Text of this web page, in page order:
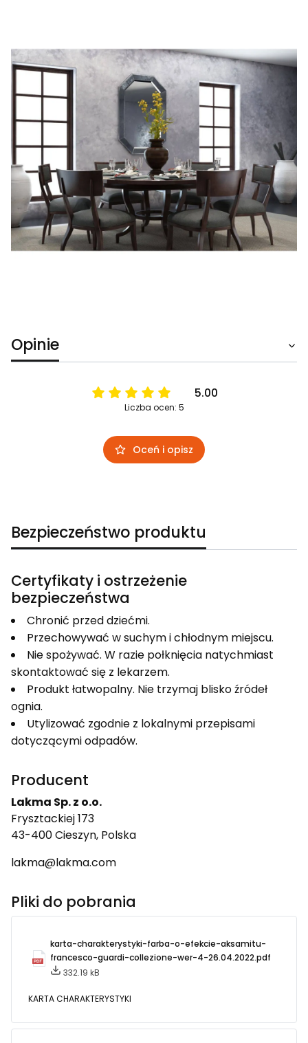
Opinie
5.00
Liczba ocen: 5
Oceń i opisz
Bezpieczeństwo produktu
Certyfikaty i ostrzeżenie
bezpieczeństwa
Chronić przed dziećmi.
Przechowywać w suchym i chłodnym miejscu.
Nie spożywać. W razie połknięcia natychmiast
skontaktować się z lekarzem.
Produkt łatwopalny. Nie trzymaj blisko źródeł
ognia.
Utylizować zgodnie z lokalnymi przepisami
dotyczącymi odpadów.
Producent
Lakma Sp. z o.o.
Frysztackiej 173
43-400 Cieszyn, Polska
lakma@lakma.com
Pliki do pobrania
karta-charakterystyki-farba-o-efekcie-aksamitu-
francesco-guardi-collezione-wer-4-26.04.2022.pdf
332.19 kB
KARTA CHARAKTERYSTYKI